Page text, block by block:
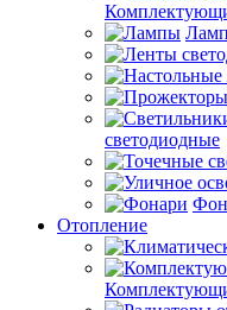
светодиодные
Отопление